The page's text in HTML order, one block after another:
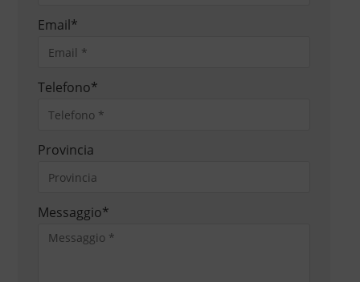
Email*
Telefono*
Provincia
Messaggio*